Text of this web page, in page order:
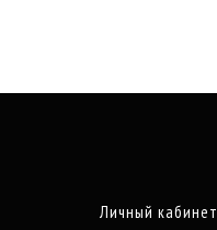
Личный кабинет